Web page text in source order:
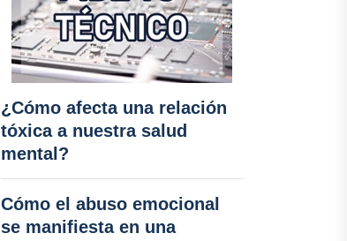
¿Cómo afecta una relación
tóxica a nuestra salud
mental?
Cómo el abuso emocional
se manifiesta en una